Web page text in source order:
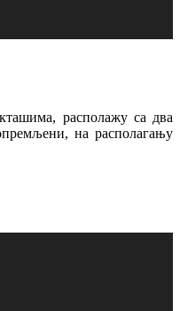
располажу са два
на располагању